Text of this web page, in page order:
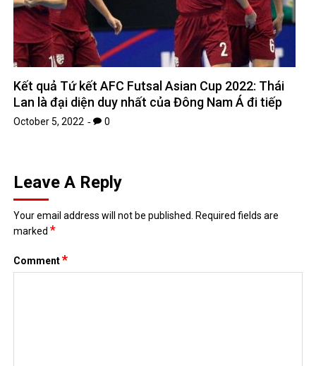
Kết quả Tứ kết AFC Futsal Asian Cup 2022: Thái
Lan là đại diện duy nhất của Đông Nam Á đi tiếp
October 5, 2022 0
Leave A Reply
Your email address will not be published.
Required fields are
marked*
Comment*